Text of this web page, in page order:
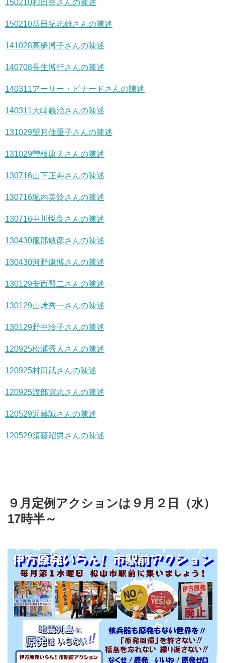
150210和田宰さんの陳述
150210益田紀志雄さんの陳述
141028高橋博子さんの陳述
140708長生博行さんの陳述
140311アーサー・ビナードさんの陳述
140311大崎義治さんの陳述
131029望月佳重子さんの陳述
131029曽根康夫さんの陳述
130716山下正寿さんの陳述
130716堀内美鈴さんの陳述
130716中川悦良さんの陳述
130430服部敏彦さんの陳述
130430河野康博さんの陳述
130129安西賢二さんの陳述
130129山﨑秀一さんの陳述
130129野中玲子さんの陳述
120925松浦秀人さんの陳述
120925村田武さんの陳述
120925渡部寛志さんの陳述
120529近藤誠さんの陳述
120529須藤昭男さんの陳述
９月定例アクションは９月２日（水）
17時半～